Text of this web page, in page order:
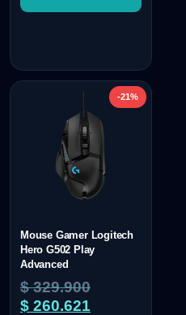
-21%
Mouse Gamer Logitech
Hero G502 Play
Advanced
$329.900
$ 260.621